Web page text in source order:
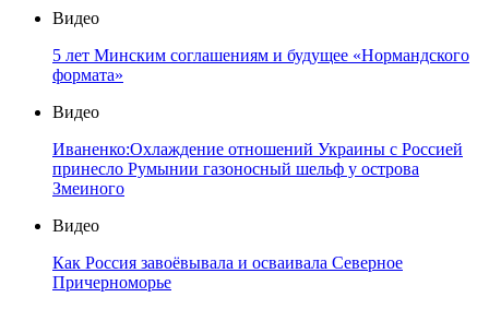
Видео
5 лет Минским соглашениям и будущее «Нормандского
формата»
Видео
Иваненко:Охлаждение отношений Украины с Россией
принесло Румынии газоносный шельф у острова
Змеиного
Видео
Как Россия завоёвывала и осваивала Северное
Причерноморье